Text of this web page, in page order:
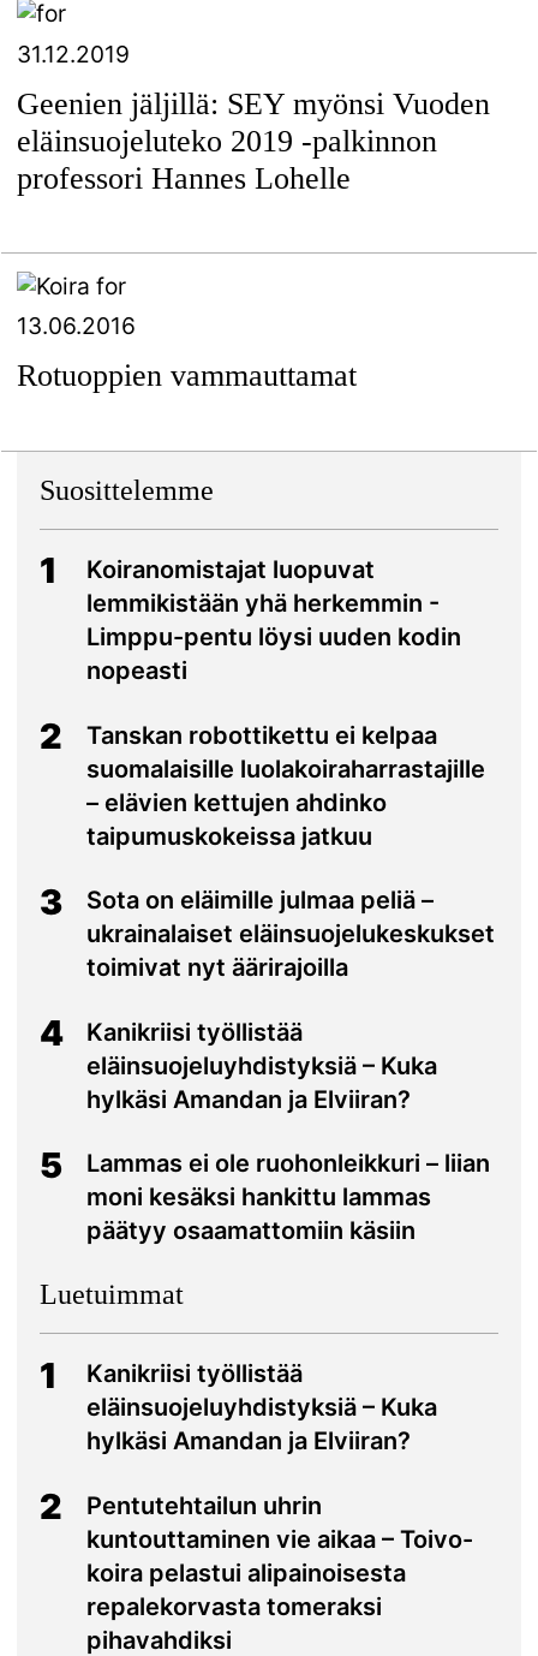
31.12.2019
Geenien jäljillä: SEY myönsi Vuoden
eläinsuojeluteko 2019 -palkinnon
professori Hannes Lohelle
13.06.2016
Rotuoppien vammauttamat
Suosittelemme
1
Koiranomistajat luopuvat
lemmikistään yhä herkemmin -
Limppu-pentu löysi uuden kodin
nopeasti
2
Tanskan robottikettu ei kelpaa
suomalaisille luolakoiraharrastajille
– elävien kettujen ahdinko
taipumuskokeissa jatkuu
3
Sota on eläimille julmaa peliä –
ukrainalaiset eläinsuojelukeskukset
toimivat nyt äärirajoilla
4
Kanikriisi työllistää
eläinsuojeluyhdistyksiä – Kuka
hylkäsi Amandan ja Elviiran?
5
Lammas ei ole ruohonleikkuri – liian
moni kesäksi hankittu lammas
päätyy osaamattomiin käsiin
Luetuimmat
1
Kanikriisi työllistää
eläinsuojeluyhdistyksiä – Kuka
hylkäsi Amandan ja Elviiran?
2
Pentutehtailun uhrin
kuntouttaminen vie aikaa – Toivo-
koira pelastui alipainoisesta
repalekorvasta tomeraksi
pihavahdiksi